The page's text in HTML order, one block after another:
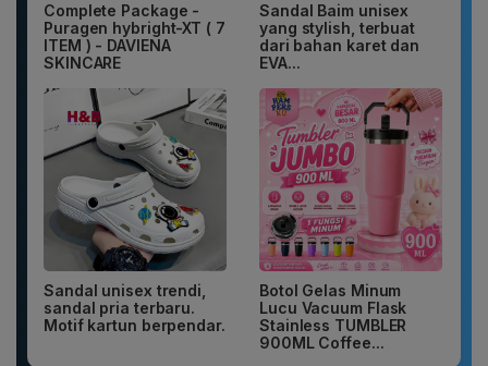
Complete Package -
Puragen hybright-XT ( 7
ITEM ) - DAVIENA
SKINCARE
Sandal Baim unisex
yang stylish, terbuat
dari bahan karet dan
EVA...
Sandal unisex trendi,
sandal pria terbaru.
Motif kartun berpendar.
Botol Gelas Minum
Lucu Vacuum Flask
Stainless TUMBLER
900ML Coffee...